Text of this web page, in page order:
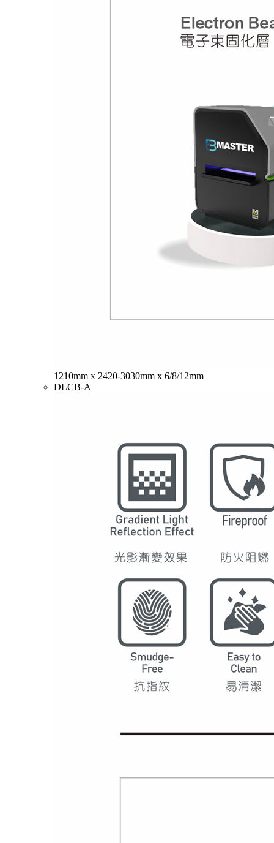
1210mm x 2420-3030mm x 6/8/12mm
DLCB-A